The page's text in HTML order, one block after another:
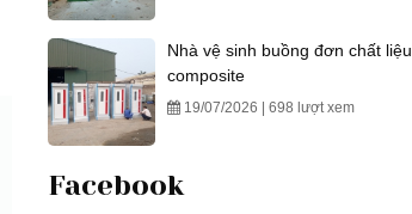
Nhà vệ sinh buồng đơn chất liệu
composite
19/07/2026 | 698 lượt xem
Facebook